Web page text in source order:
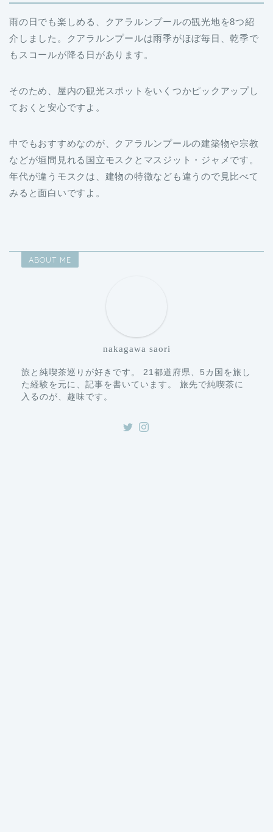
雨の日でも楽しめる、クアラルンプールの観光地を8つ紹
介しました。クアラルンプールは雨季がほぼ毎日、乾季で
もスコールが降る日があります。
そのため、屋内の観光スポットをいくつかピックアップし
ておくと安心ですよ。
中でもおすすめなのが、クアラルンプールの建築物や宗教
などが垣間見れる国立モスクとマスジット・ジャメです。
年代が違うモスクは、建物の特徴なども違うので見比べて
みると面白いですよ。
ABOUT ME
nakagawa saori
旅と純喫茶巡りが好きです。 21都道府県、5カ国を旅し
た経験を元に、記事を書いています。 旅先で純喫茶に
入るのが、趣味です。